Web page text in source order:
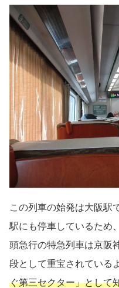
この列車の始発は大阪駅
駅にも停車しているため
頭急行の特急列車は京阪
段として重宝されている
ぐ第三セクター」として